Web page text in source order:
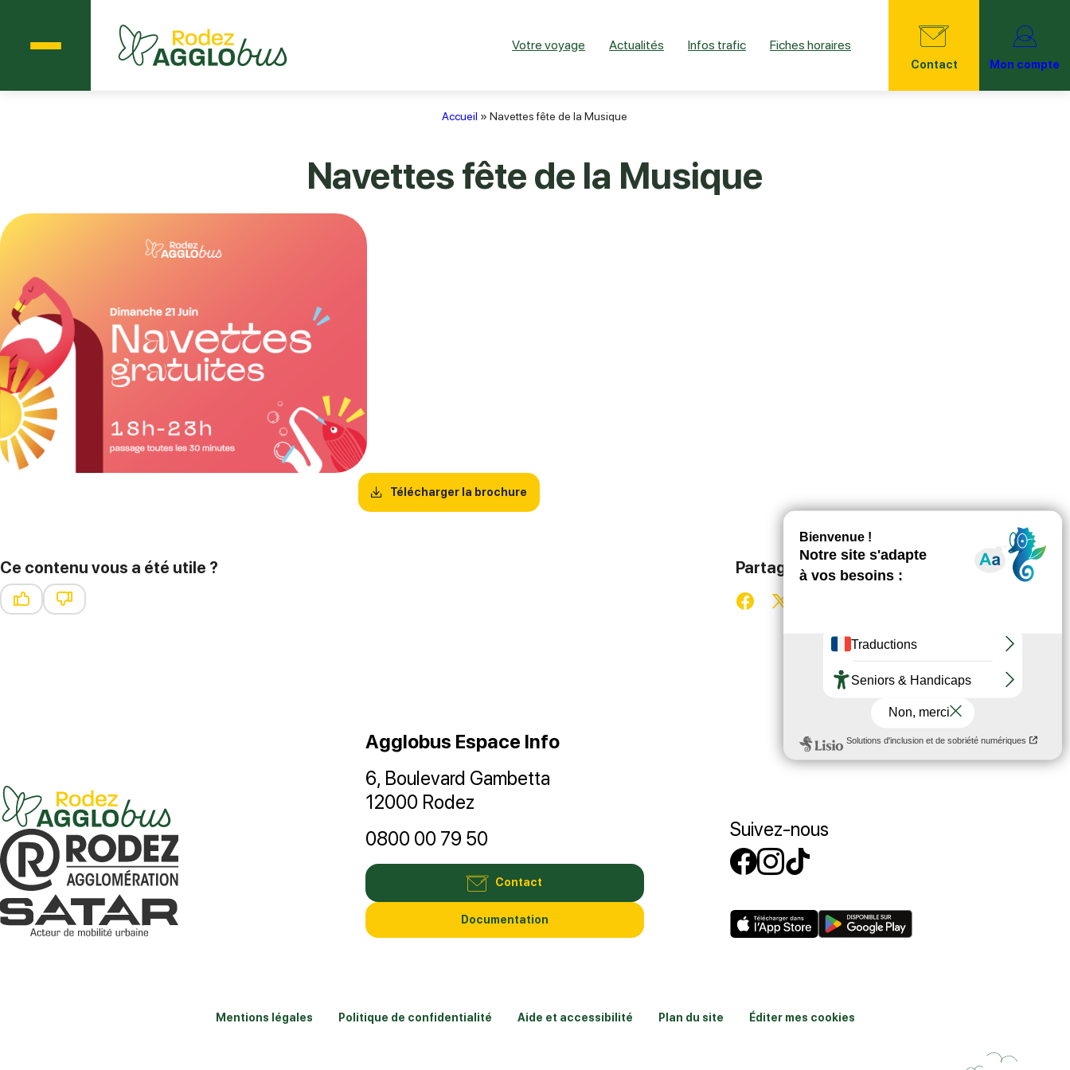
Votre voyage Actualités Infos trafic Fiches horaires
Contact Mon compte
Accueil »Navettes fête de la Musique
Navettes fête de la Musique
Télécharger la brochure
Ce contenu vous a été utile ? Partager ce contenu
Partager sur Facebook (nouvelle fenêtre)
Partager sur X / Twitter (nouvelle fenêtre)
Agglobus Espace Info
6, Boulevard Gambetta
12000 Rodez
0800 00 79 50
Contact
Documentation
Suivez-nous
Suivez-nous sur Facebook
Suivez-nous sur
Mentions légales Politique de confidentialité Aide et accessibilité Plan du site Éditer mes cookies